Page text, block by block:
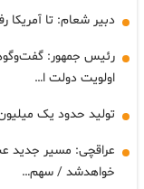
دبیر شعام: تا آمریکا
رئیس جمهور:
اولویت دولت ا…
تولید حدود یک میلیون و ۴۰۰ هزار تن تخم‌مرغ
عراقچی: مسیر جدید
خواهدشد / سهم…